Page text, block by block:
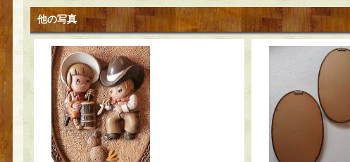
他の写真